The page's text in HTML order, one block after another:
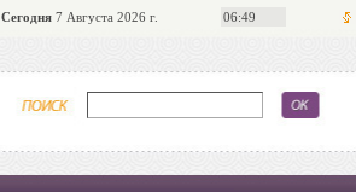
Сегодня7 Августа 2026 г. 06:49